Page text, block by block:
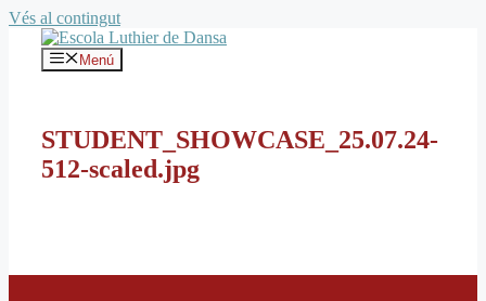
Vés al contingut
Menú
STUDENT_SHOWCASE_25.07.24-
512-scaled.jpg